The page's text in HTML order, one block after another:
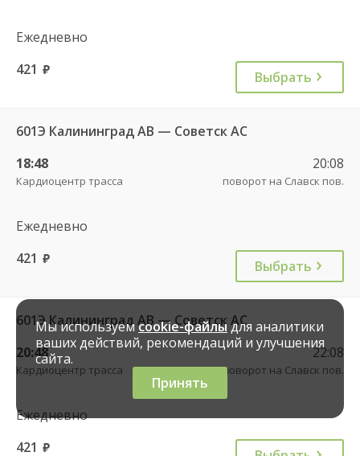
Ежедневно
421 руб. Выбрать
601Э Калининград АВ — Советск АС
18:48
Кардиоцентр трасса
20:08
поворот на Славск пов.
Ежедневно
421 руб. Выбрать
601Э Калининград АВ — Советск АС
20:48
Кардиоцентр трасса
22:08
поворот на Славск пов.
Ежедневно
421 руб.
Мы используемcookie-файлы для аналитики
ваших действий, рекомендаций и улучшения
сайта.
Принять